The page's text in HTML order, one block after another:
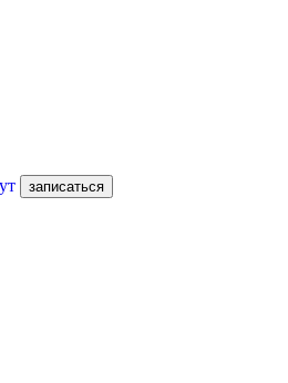
записаться